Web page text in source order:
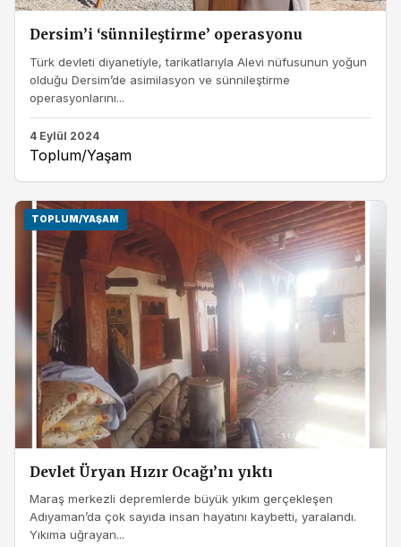
Dersim’i ‘sünnileştirme’ operasyonu
Türk devleti diyanetiyle, tarikatlarıyla Alevi nüfusunun yoğun
olduğu Dersim’de asimilasyon ve sünnileştirme
operasyonlarını...
4 Eylül 2024
Toplum/Yaşam
TOPLUM/YAŞAM
Devlet Üryan Hızır Ocağı’nı yıktı
Maraş merkezli depremlerde büyük yıkım gerçekleşen
Adıyaman’da çok sayıda insan hayatını kaybetti, yaralandı.
Yıkıma uğrayan...